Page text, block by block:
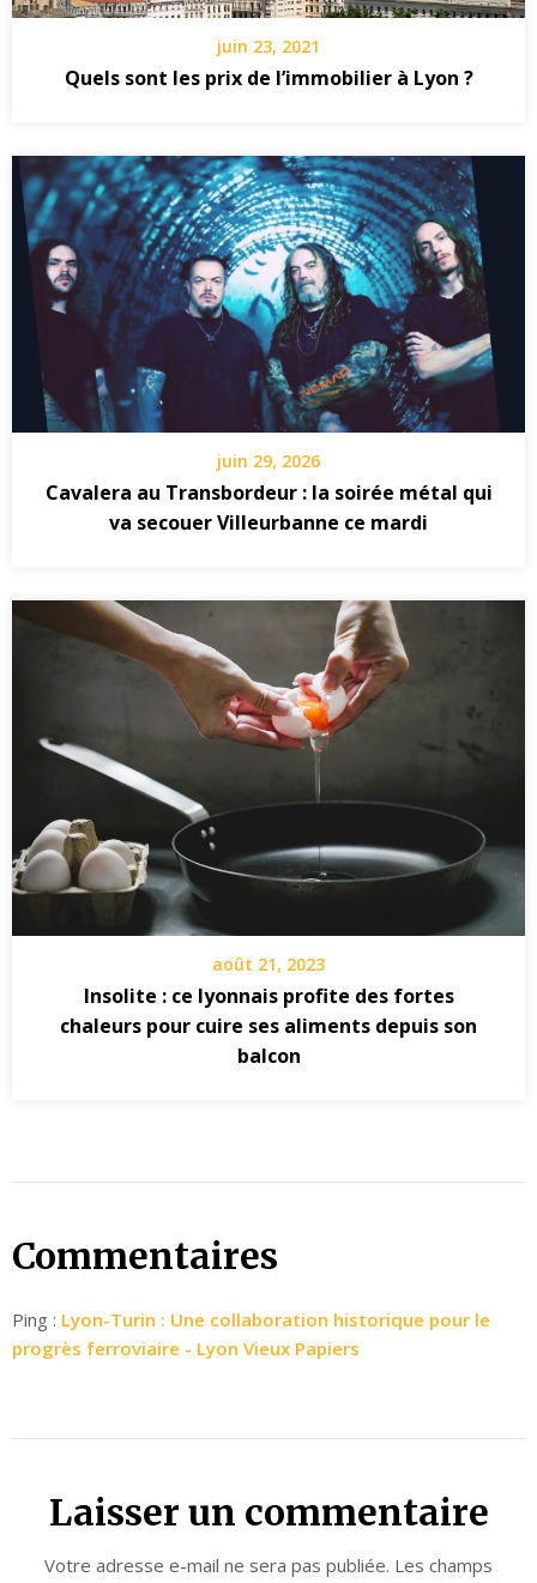
juin 23, 2021
Quels sont les prix de l’immobilier à Lyon ?
juin 29, 2026
Cavalera au Transbordeur : la soirée métal qui
va secouer Villeurbanne ce mardi
août 21, 2023
Insolite : ce lyonnais profite des fortes
chaleurs pour cuire ses aliments depuis son
balcon
Commentaires
Ping : Lyon-Turin : Une collaboration historique pour le
progrès ferroviaire - Lyon Vieux Papiers
Laisser un commentaire
Votre adresse e-mail ne sera pas publiée. Les champs